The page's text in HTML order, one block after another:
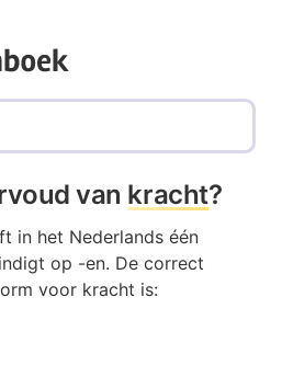
van kracht?
in het Nederlands één
op -en. De correct
voor kracht is: